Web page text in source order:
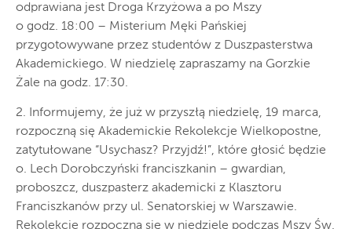
odprawiana jest Droga Krzyżowa a po Mszy
o godz. 18:00 – Misterium Męki Pańskiej
przygotowywane przez studentów z Duszpasterstwa
Akademickiego. W niedzielę zapraszamy na Gorzkie
Żale na godz. 17:30.
2. Informujemy, że już w przyszłą niedzielę, 19 marca,
rozpoczną się Akademickie Rekolekcje Wielkopostne,
zatytułowane “Usychasz? Przyjdź!”, które głosić będzie
o. Lech Dorobczyński franciszkanin – gwardian,
proboszcz, duszpasterz akademicki z Klasztoru
Franciszkanów przy ul. Senatorskiej w Warszawie.
Rekolekcje rozpoczną się w niedzielę podczas Mszy Św.